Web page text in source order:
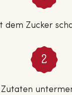
dem Zucker